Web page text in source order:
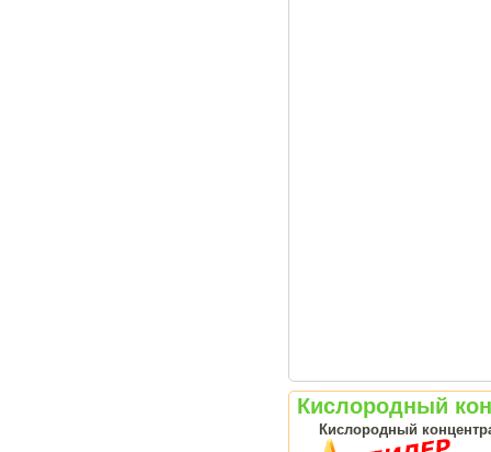
Кислородный
Кислородный